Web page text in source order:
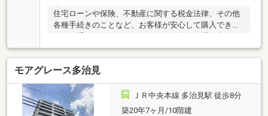
住宅ローンや保険、不動産に関する税金法律、その他
各種手続きのことなど、お客様が安心して購入できる
ください！●宅地造成及び特定盛土等規制法●町内会費
あり●防犯カメラ設置・宅配ボックス●管理員 月・
火・金 午前9時～午後3時まで勤務●ペット飼育可(使
用細則あり)●水道は管理会社検針●ビルトインコン
ロ・給湯器交換済み●駐車場は、公募後 抽選になり
ます
モアグレース多治見
ＪＲ中央本線 多治見駅 徒歩8分
築20年7ヶ月/10階建